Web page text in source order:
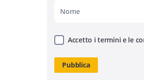
Accetto i termini e le